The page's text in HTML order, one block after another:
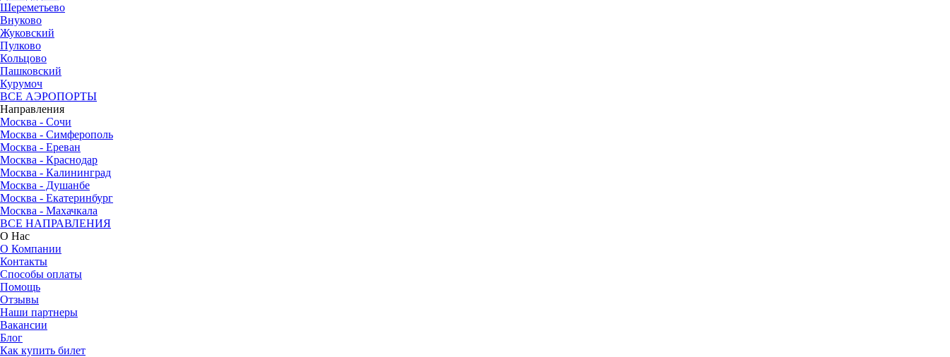
Шереметьево
Внуково
Жуковский
Пулково
Кольцово
Пашковский
Курумоч
ВСЕ АЭРОПОРТЫ
Направления
Москва - Сочи
Москва - Симферополь
Москва - Ереван
Москва - Краснодар
Москва - Калининград
Москва - Душанбе
Москва - Екатеринбург
Москва - Махачкала
ВСЕ НАПРАВЛЕНИЯ
О Нас
О Компании
Контакты
Способы оплаты
Помощь
Отзывы
Наши партнеры
Вакансии
Блог
Как купить билет